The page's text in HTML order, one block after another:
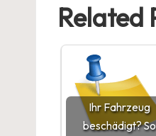
Related
Ihr Fahrzeug
beschädigt? So